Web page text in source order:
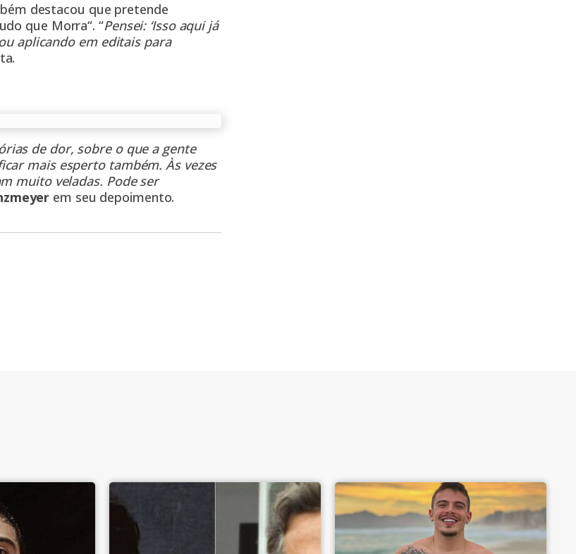
destacou que pretende
que Morra“. “Pensei: ‘Isso aqui já
aplicando em editais para
de dor, sobre o que a gente
mais esperto também. Às vezes
muito veladas. Pode ser
em seu depoimento.